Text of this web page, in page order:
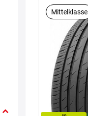
Mittelklasse